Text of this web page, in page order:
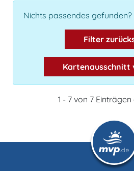
Nichts passendes
Filter
Kartenausschnitt
1 - 7 von 7